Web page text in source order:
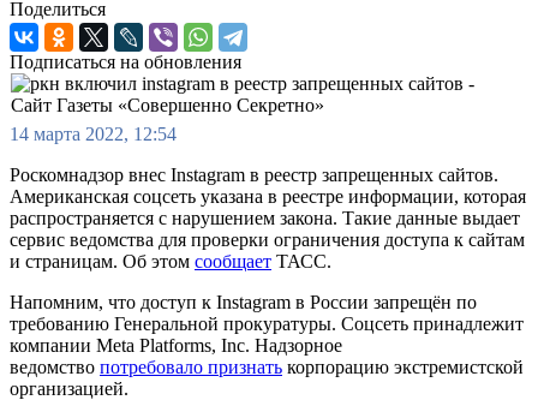
Поделиться
Подписаться на обновления
14 марта 2022, 12:54
Роскомнадзор внес Instagram в реестр запрещенных сайтов.
Американская соцсеть указана в реестре информации, которая
распространяется с нарушением закона. Такие данные выдает
сервис ведомства для проверки ограничения доступа к сайтам
и страницам. Об этом сообщает ТАСС.
Напомним, что доступ к Instagram в России запрещён по
требованию Генеральной прокуратуры. Соцсеть принадлежит
компании Meta Platforms, Inc. Надзорное
ведомство потребовало признать корпорацию экстремистской
организацией.